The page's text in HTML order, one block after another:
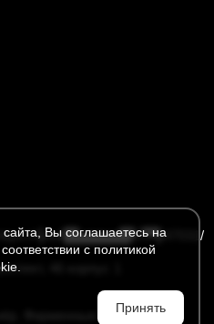
rutube.ru/channel/34547031/
46 корпус 1
Фирменные интернет
Вы соглашаетесь на
с политикой
Принять